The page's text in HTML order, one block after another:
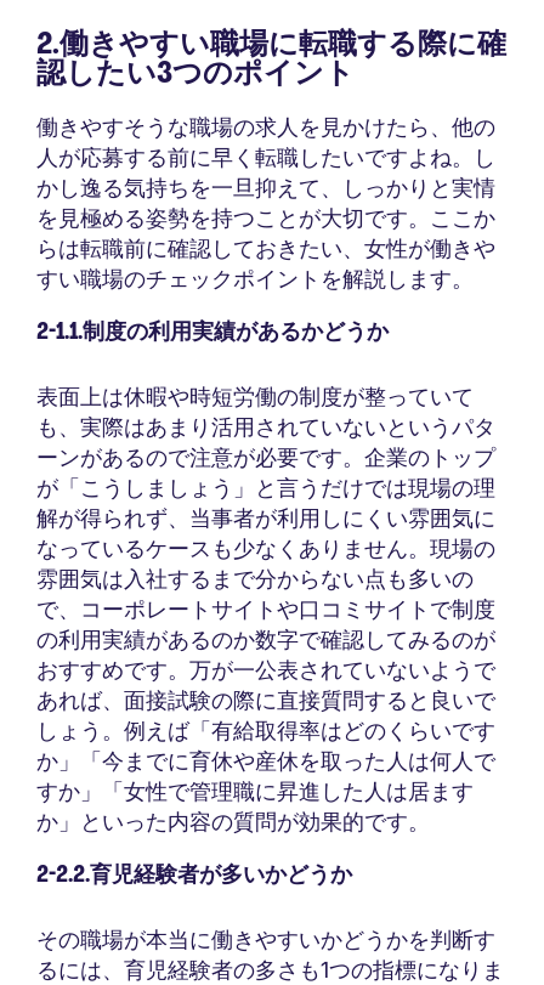
2.働きやすい職場に転職する際に確
認したい3つのポイント
働きやすそうな職場の求人を見かけたら、他の
人が応募する前に早く転職したいですよね。し
かし逸る気持ちを一旦抑えて、しっかりと実情
を見極める姿勢を持つことが大切です。ここか
らは転職前に確認しておきたい、女性が働きや
すい職場のチェックポイントを解説します。
2-1.1.制度の利用実績があるかどうか
表面上は休暇や時短労働の制度が整っていて
も、実際はあまり活用されていないというパタ
ーンがあるので注意が必要です。企業のトップ
が「こうしましょう」と言うだけでは現場の理
解が得られず、当事者が利用しにくい雰囲気に
なっているケースも少なくありません。現場の
雰囲気は入社するまで分からない点も多いの
で、コーポレートサイトや口コミサイトで制度
の利用実績があるのか数字で確認してみるのが
おすすめです。万が一公表されていないようで
あれば、面接試験の際に直接質問すると良いで
しょう。例えば「有給取得率はどのくらいです
か」「今までに育休や産休を取った人は何人で
すか」「女性で管理職に昇進した人は居ます
か」といった内容の質問が効果的です。
2-2.2.育児経験者が多いかどうか
その職場が本当に働きやすいかどうかを判断す
るには、育児経験者の多さも1つの指標になりま